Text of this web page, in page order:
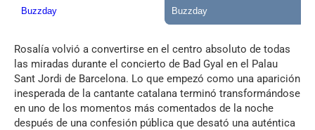
Rosalía volvió a convertirse en el centro absoluto de todas
las miradas durante el concierto de Bad Gyal en el Palau
Sant Jordi de Barcelona. Lo que empezó como una aparición
inesperada de la cantante catalana terminó transformándose
en uno de los momentos más comentados de la noche
después de una confesión pública que desató una auténtica